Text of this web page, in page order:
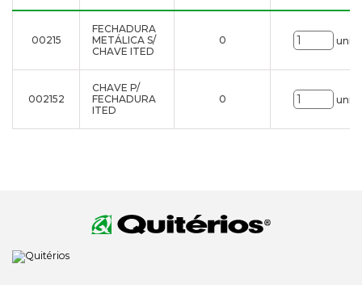
00215
FECHADURA
METÁLICA S/
CHAVE ITED
0 uni.
002152
CHAVE P/
FECHADURA
ITED
0 uni.